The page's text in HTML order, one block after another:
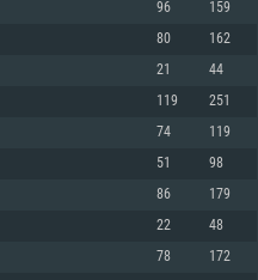
Radeon 77XX / NVIDIA
5200 (Mac), 혹은 이와 비슷한 성
해상도: 720p
픽 드라이버를 지원하는 NVIDIA
가지며 최신 그래픽 드라이버를 지
상도 720p)
96 159
80 162
21 44
119 251
74 119
51 98
86 179
22 48
78 172